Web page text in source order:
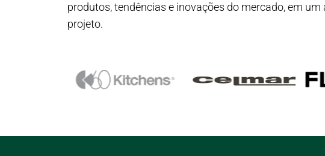
produtos, tendências e inovações do mercado, em
projeto.